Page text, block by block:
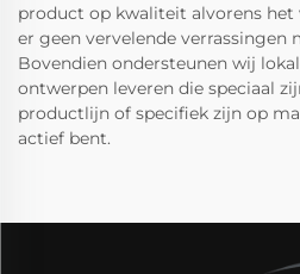
product op kwaliteit alvorens het
er geen vervelende verrassingen
Bovendien ondersteunen wij
ontwerpen leveren die speciaal
productlijn of specifiek zijn op
actief bent.